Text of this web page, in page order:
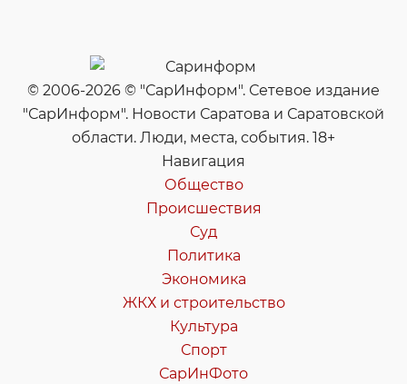
© 2006-2026 © "СарИнформ". Сетевое издание
"СарИнформ". Новости Саратова и Саратовской
области. Люди, места, события. 18+
Навигация
Общество
Происшествия
Суд
Политика
Экономика
ЖКХ и строительство
Культура
Спорт
СарИнФото